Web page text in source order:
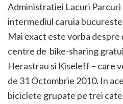
Administratiei Lacuri Parcuri
intermediul caruia
Mai exact este vorba despre
centre de bike-sharing
Herastrau si Kiseleff – care
de 31 Octombrie 2010. In
biciclete grupate pe trei